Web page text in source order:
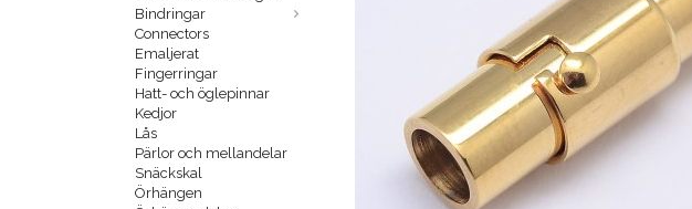
Bindringar
Connectors
Emaljerat
Fingerringar
Hatt- och öglepinnar
Kedjor
Lås
Pärlor och mellandelar
Snäckskal
Örhängen